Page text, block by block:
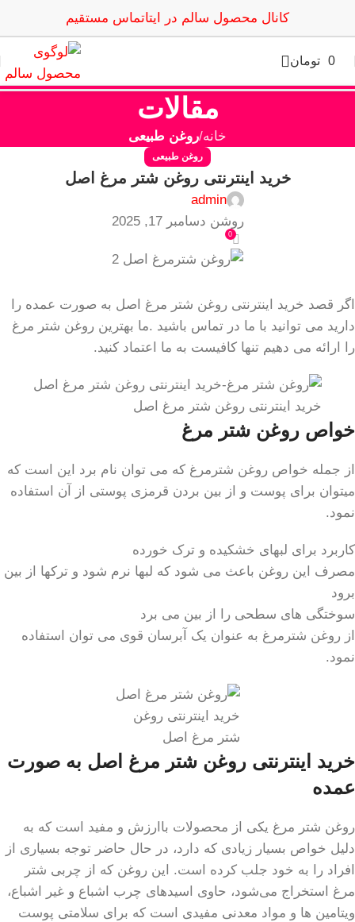
کانال محصول سالم در ایتاتماس مستقیم
0 تومان
مقالات
خانه روغن طبیعی
روغن طبیعی
خرید اینترنتی روغن شتر مرغ اصل
admin
روشن دسامبر 17, 2025
0
اگر قصد خرید اینترنتی روغن شتر مرغ اصل به صورت عمده را
دارید می توانید با ما در تماس باشید .ما بهترین روغن شتر مرغ
را ارائه می دهیم تنها کافیست به ما اعتماد کنید.
خرید اینترنتی روغن شتر مرغ اصل
خواص روغن شتر مر غ
از جمله خواص روغن شترمرغ که می توان نام برد این است که
میتوان برای پوست و از بین بردن قرمزی پوستی از آن استفاده
نمود.
کاربرد برای لبهای خشکیده و ترک خورده
مصرف این روغن باعث می شود که لبها نرم شود و ترکها از بین
برود
سوختگی های سطحی را از بین می برد
از روغن شترمرغ به عنوان یک آبرسان قوی می توان استفاده
نمود.
خرید اینترنتی روغن
شتر مرغ اصل
خرید اینترنتی روغن شتر مرغ اصل به صورت
عمده
روغن شتر مرغ یکی از محصولات باارزش و مفید است که به
دلیل خواص بسیار زیادی که دارد، در حال حاضر توجه بسیاری از
افراد را به خود جلب کرده است. این روغن که از چربی شتر
مرغ استخراج می‌شود، حاوی اسیدهای چرب اشباع و غیر اشباع،
ویتامین ها و مواد معدنی مفیدی است که برای سلامتی پوست